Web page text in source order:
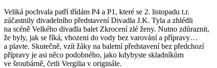
Veliká pochvala patří třídám P4 a P1, které se 2. listopadu t.r.
zúčastnily divadelního představení Divadla J.K. Tyla a zhlédli
na scéně Velkého divadla balet Zkrocení zlé ženy. Nutno zdůraznit,
že byly, jak se říká, vhozeni do vody bez varování a přípravy…
a plavte. Skutečně, vzít žáky na baletní představení bez předchozí
přípravy je asi něco podobného, jako kdybyste skladníkům
ve šroubárně, četli Vergilia v originále.